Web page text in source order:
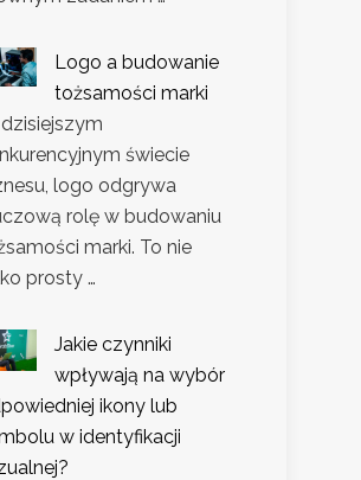
Logo a budowanie
tożsamości marki
świecie
logo odgrywa
rolę w budowaniu
marki. To nie
prosty …
Jakie czynniki
wpływają na wybór
ikony lub
w identyfikacji